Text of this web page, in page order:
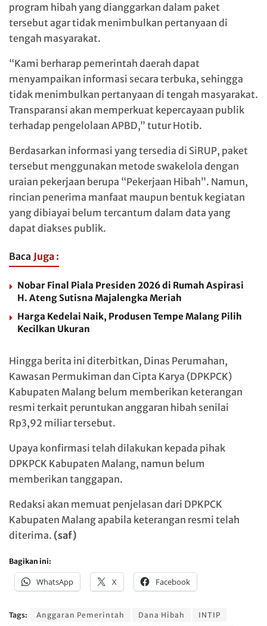
program hibah yang dianggarkan dalam paket
tersebut agar tidak menimbulkan pertanyaan di
tengah masyarakat.
“Kami berharap pemerintah daerah dapat
menyampaikan informasi secara terbuka, sehingga
tidak menimbulkan pertanyaan di tengah masyarakat.
Transparansi akan memperkuat kepercayaan publik
terhadap pengelolaan APBD,” tutur Hotib.
Berdasarkan informasi yang tersedia di SiRUP, paket
tersebut menggunakan metode swakelola dengan
uraian pekerjaan berupa “Pekerjaan Hibah”. Namun,
rincian penerima manfaat maupun bentuk kegiatan
yang dibiayai belum tercantum dalam data yang
dapat diakses publik.
Baca Juga :
Nobar Final Piala Presiden 2026 di Rumah Aspirasi
H. Ateng Sutisna Majalengka Meriah
Harga Kedelai Naik, Produsen Tempe Malang Pilih
Kecilkan Ukuran
Hingga berita ini diterbitkan, Dinas Perumahan,
Kawasan Permukiman dan Cipta Karya (DPKPCK)
Kabupaten Malang belum memberikan keterangan
resmi terkait peruntukan anggaran hibah senilai
Rp3,92 miliar tersebut.
Upaya konfirmasi telah dilakukan kepada pihak
DPKPCK Kabupaten Malang, namun belum
memberikan tanggapan.
Redaksi akan memuat penjelasan dari DPKPCK
Kabupaten Malang apabila keterangan resmi telah
diterima. (saf)
Bagikan ini:
WhatsApp X Facebook
Tags: Anggaran Pemerintah Dana Hibah INTIP